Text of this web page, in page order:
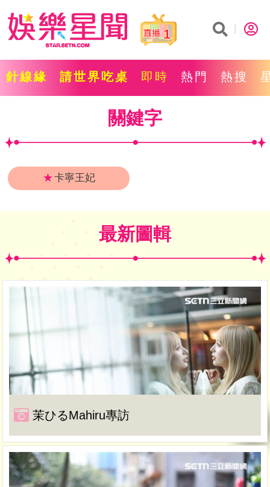
1
針線緣 請世界吃桌 即時 熱門 熱搜
關鍵字
★卡寧王妃
最新圖輯
茉ひるMahiru專訪